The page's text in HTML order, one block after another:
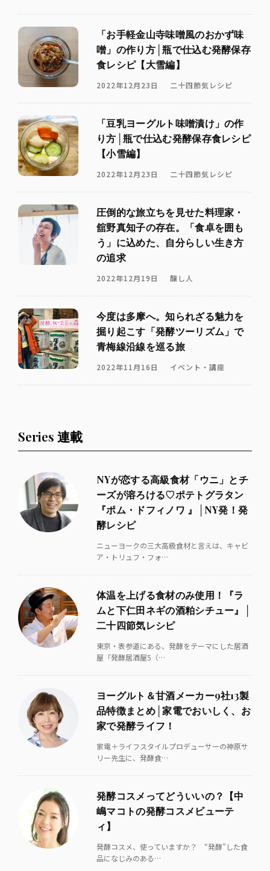
「お手軽金山寺味噌風のおかず味
噌」の作り方│瓶で仕込む発酵保存
食レシピ【大雪編】
2022年12月23日 二十四節気レシピ
「豆乳ヨーグルト味噌漬け」の作
り方│瓶で仕込む発酵保存食レシピ
【小雪編】
2022年12月23日 二十四節気レシピ
圧倒的な旅立ちを見せた料理家・
舘野真知子の存在。「食卓を囲も
う」に込めた、自分らしい生き方
の追求
2022年12月19日 醸し人
今度は多摩へ。知られざる魅力を
掘り起こす「発酵ツーリズム」で
青梅線沿線を巡る旅
2022年11月16日 イベント・講座
Series 連載
NYが恋する高級食材「ウニ」とチ
ーズが溶ろける♡ポテトグラタン
『ポム・ドフィノワ 』│NY発！発
酵レシピ
ニューヨークの三大高級食材と言えは、キャビ
ア・トリュフ・フォ…
体温を上げる食材のみ使用！『ラ
ムと下仁田ネギの酒粕シチュー』│
二十四節気レシピ
東京・表参道にある、発酵をテーマにした居酒
屋「発酵居酒屋5（…
ヨーグルト＆甘酒メーカー9社13製
品特徴まとめ│家電でおいしく、お
家で発酵ライフ！
家電＋ライフスタイルプロデューサーの神原サ
リー先生に、発酵食…
発酵コスメってどういいの？【中
嶋マコトの発酵コスメビューテ
ィ】
発酵コスメ、使っていますか？ “発酵”した食
品になじみのある…